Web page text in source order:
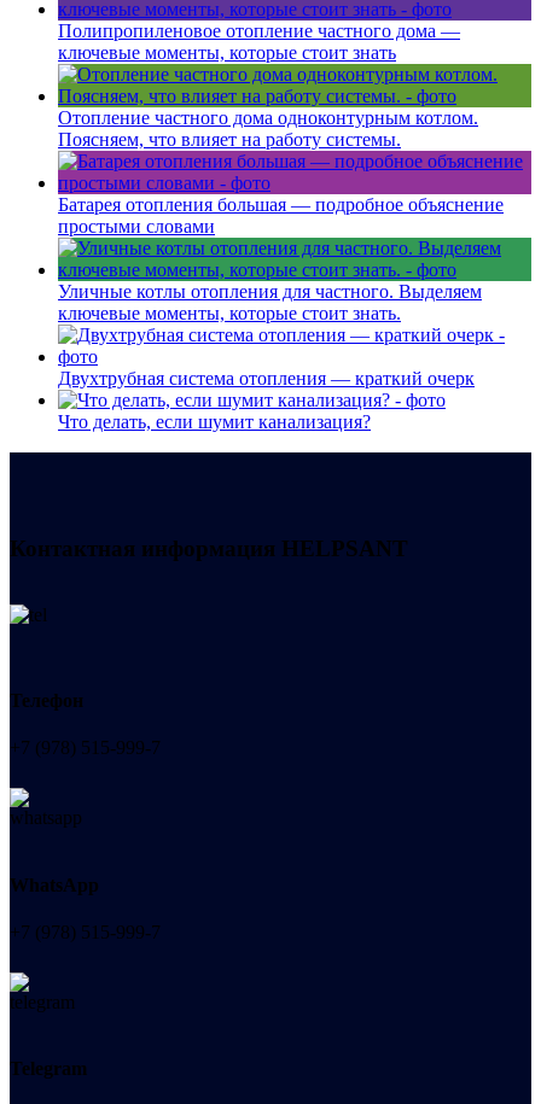
Полипропиленовое отопление частного дома —
ключевые моменты, которые стоит знать
Отопление частного дома одноконтурным котлом.
Поясняем, что влияет на работу системы.
Батарея отопления большая — подробное объяснение
простыми словами
Уличные котлы отопления для частного. Выделяем
ключевые моменты, которые стоит знать.
Двухтрубная система отопления — краткий очерк
Что делать, если шумит канализация?
Контактная информация HELPSANT
Телефон
+7 (978) 515-999-7
WhatsApp
+7 (978) 515-999-7
Telegram